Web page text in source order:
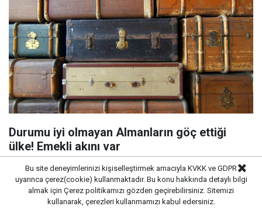
Durumu iyi olmayan Almanların göç ettiği
ülke! Emekli akını var
Bu site deneyimlerinizi kişiselleştirmek amacıyla KVKK ve GDPR
uyarınca çerez(cookie) kullanmaktadır. Bu konu hakkında detaylı bilgi
almak için Çerez politikamızı gözden geçirebilirsiniz. Sitemizi
kullanarak, çerezleri kullanmamızı kabul edersiniz.